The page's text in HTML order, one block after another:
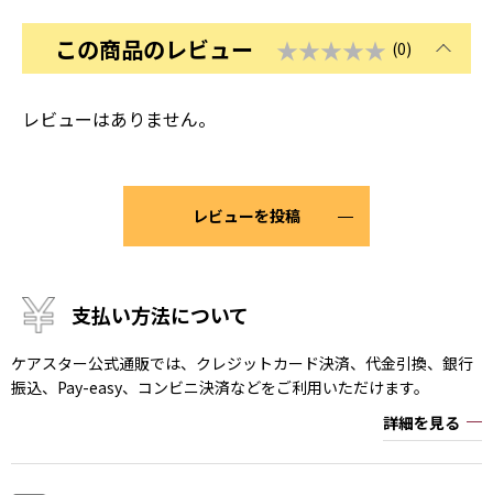
この商品のレビュー ★★★★★ (0)
レビューはありません。
レビューを投稿
支払い方法について
ケアスター公式通販では、クレジットカード決済、代金引換、銀行
振込、Pay-easy、コンビニ決済などをご利用いただけます。
詳細を見る